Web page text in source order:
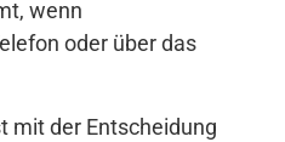
wenn
oder über das
mit der Entscheidung